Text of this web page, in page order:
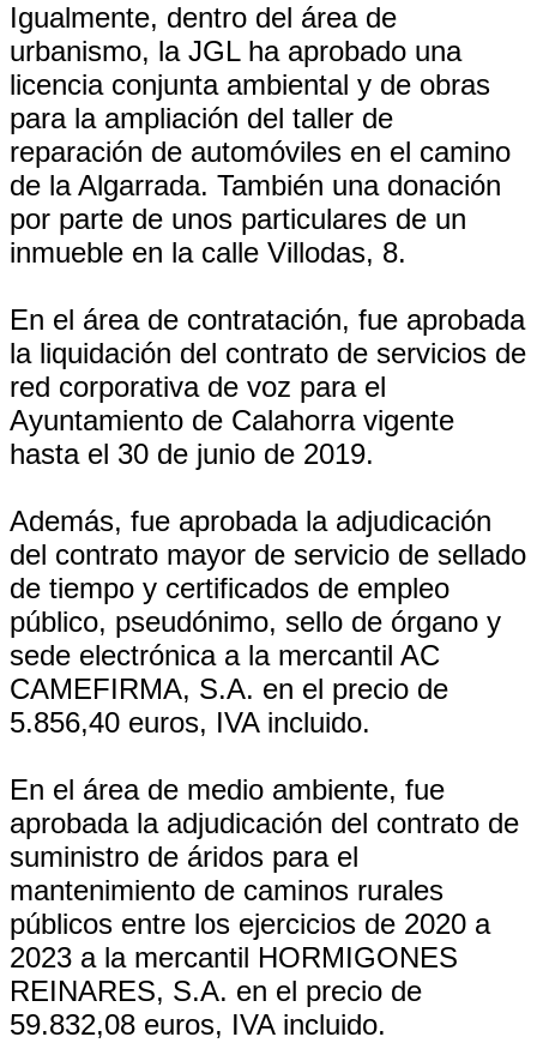
Igualmente, dentro del área de
urbanismo, la JGL ha aprobado una
licencia conjunta ambiental y de obras
para la ampliación del taller de
reparación de automóviles en el camino
de la Algarrada. También una donación
por parte de unos particulares de un
inmueble en la calle Villodas, 8.
En el área de contratación, fue aprobada
la liquidación del contrato de servicios de
red corporativa de voz para el
Ayuntamiento de Calahorra vigente
hasta el 30 de junio de 2019.
Además, fue aprobada la adjudicación
del contrato mayor de servicio de sellado
de tiempo y certificados de empleo
público, pseudónimo, sello de órgano y
sede electrónica a la mercantil AC
CAMEFIRMA, S.A. en el precio de
5.856,40 euros, IVA incluido.
En el área de medio ambiente, fue
aprobada la adjudicación del contrato de
suministro de áridos para el
mantenimiento de caminos rurales
públicos entre los ejercicios de 2020 a
2023 a la mercantil HORMIGONES
REINARES, S.A. en el precio de
59.832,08 euros, IVA incluido.